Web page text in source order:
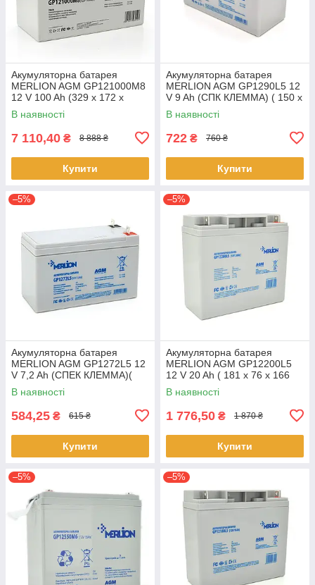
Акумуляторна батарея
MERLION AGM GP121000M8
12 V 100 Ah (329 x 172 x
218), 28.1 kg White Q36
В наявності
7 110,40 ₴ 8 888 ₴
Купити
Акумуляторна батарея
MERLION AGM GP1290L5 12
V 9 Ah (СПК КЛЕММА) ( 150 x
65 x 95 (100) ), 2.175 kg
White
В наявності
722 ₴ 760 ₴
Купити
–5%
Акумуляторна батарея
MERLION AGM GP1272L5 12
V 7,2 Ah (СПЕК КЛЕММА)(
150 x 65 x 95 (100)) White
Q10
В наявності
584,25 ₴ 615 ₴
Купити
–5%
Акумуляторна батарея
MERLION AGM GP12200L5
12 V 20 Ah ( 181 x 76 x 166
(168) ), 5,4 kg Q4/192
В наявності
1 776,50 ₴ 1 870 ₴
Купити
–5% –5%